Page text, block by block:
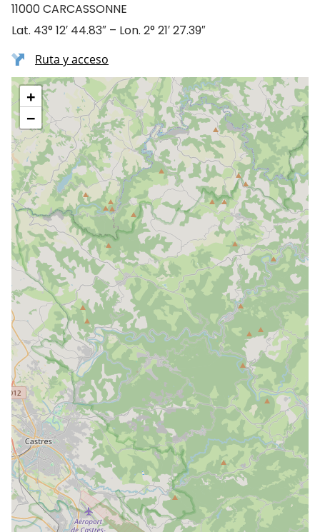
11000 CARCASSONNE
Lat. 43° 12′ 44.83″ – Lon. 2° 21′ 27.39″
Ruta y acceso
+
−